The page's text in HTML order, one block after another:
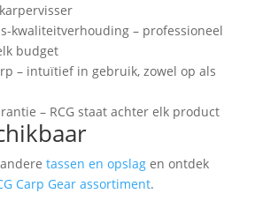
kwaliteitverhouding – professioneel
budget
– intuïtief in gebruik, zowel op als
– RCG staat achter elk product
tassen en opslagen ontdek
Carp Gear assortiment.